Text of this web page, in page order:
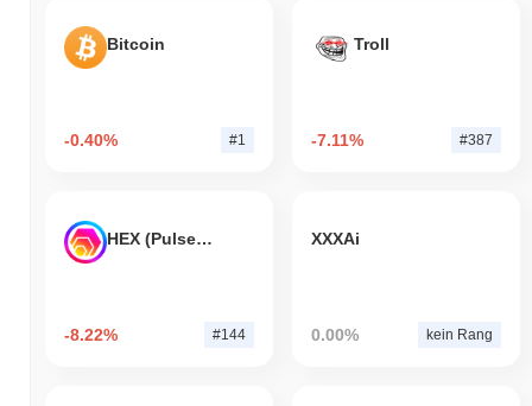
Bitcoin
-0.40% #1
Troll
-7.11% #387
HEX (Pulsechain)
-8.22% #144
XXXAi
0.00% kein Rang